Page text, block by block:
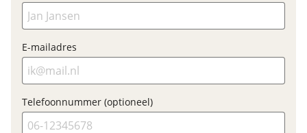
E-mailadres
Telefoonnummer (optioneel)